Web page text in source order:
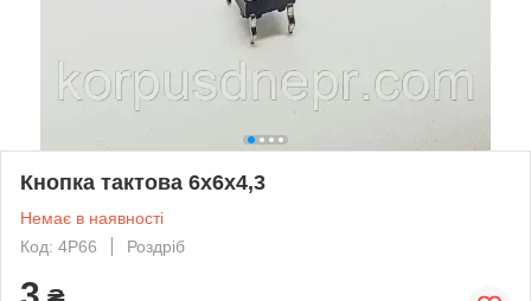
Кнопка тактова 6х6х4,3
Немає в наявності
Код: 4P66
Роздріб